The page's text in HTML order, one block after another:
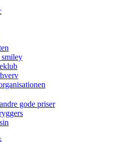
smiley
gode priser